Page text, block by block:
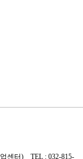
센터) TEL : 032-815-